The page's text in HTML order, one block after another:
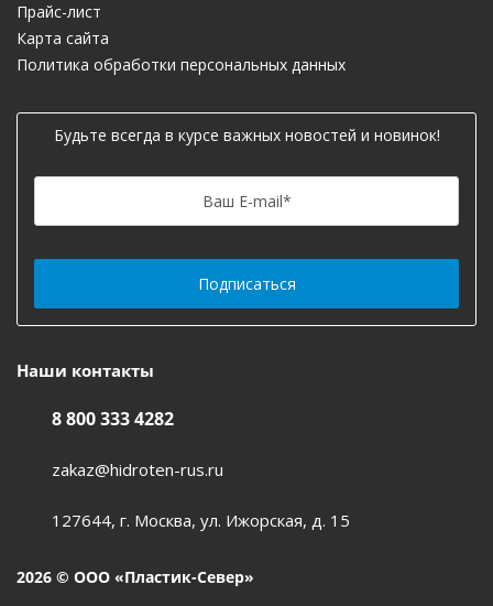
Прайс-лист
Карта сайта
Политика обработки персональных данных
Будьте всегда в курсе важных новостей и новинок!
Ваш E-mail*
Наши контакты
8 800 333 4282
zakaz@hidroten-rus.ru
127644, г. Москва, ул. Ижорская, д. 15
2026 © ООО «Пластик-Север»